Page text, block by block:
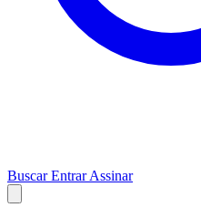
BuscarEntrarAssinar